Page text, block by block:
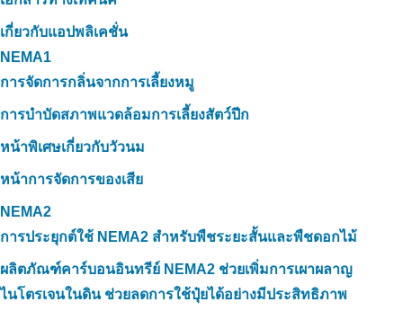
เกี่ยวกับแอปพลิเคชั่น
NEMA1
การจัดการกลิ่นจากการเลี้ยงหมู
การบำบัดสภาพแวดล้อมการเลี้ยงสัตว์ปีก
หน้าพิเศษเกี่ยวกับวัวนม
หน้าการจัดการของเสีย
NEMA2
การประยุกต์ใช้ NEMA2 สำหรับพืชระยะสั้นและพืชดอกไม้
ผลิตภัณฑ์คาร์บอนอินทรีย์ NEMA2 ช่วยเพิ่มการเผาผลาญ
ไนโตรเจนในดิน ช่วยลดการใช้ปุ๋ยได้อย่างมีประสิทธิภาพ